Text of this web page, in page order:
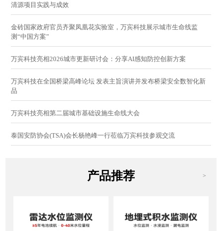
清源项目实践与成效
金砖国家政府官员齐聚凤凰花实验室，万宾科技展示城市生命线监
测“中国方案”
万宾科技亮相2026城市更新研讨会：分享AI感知防控创新方案
万宾科技在全国桥梁高峰论坛 发表主旨演讲并发布桥梁安全数智化新
品
万宾科技亮相第二届城市基础设施生命线大会
泰国安防协会(TSA)会长杨艳峰一行莅临万宾科技参观交流
产品推荐 >